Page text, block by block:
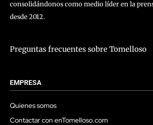
consolidándonos como medio líder en la
desde 2012.
Preguntas frecuentes sobre Tomelloso
EMPRESA
Quienes somos
Contactar con enTomelloso.com